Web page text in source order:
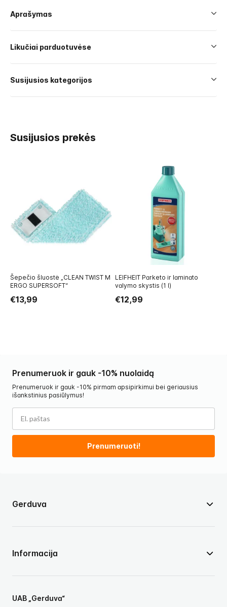
Aprašymas
Likučiai parduotuvėse
Susijusios kategorijos
Susijusios prekės
Šepečio šluostė „CLEAN TWIST M
ERGO SUPERSOFT“
€13,99
LEIFHEIT Parketo ir laminato
valymo skystis (1 l)
€12,99
UAB „Gerduva“
Gerduva
Informacija
Prenumeruok ir gauk -10% nuolaidą
Prenumeruok ir gauk -10% pirmam apsipirkimui bei geriausius
išankstinius pasiūlymus!
Prenumeruoti!